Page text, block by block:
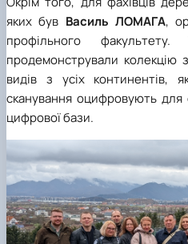
яких був Василь ЛОМАГА,
профільного
продемонстрували колекцію
видів з усіх континентів,
сканування оцифровують для
цифрової бази.